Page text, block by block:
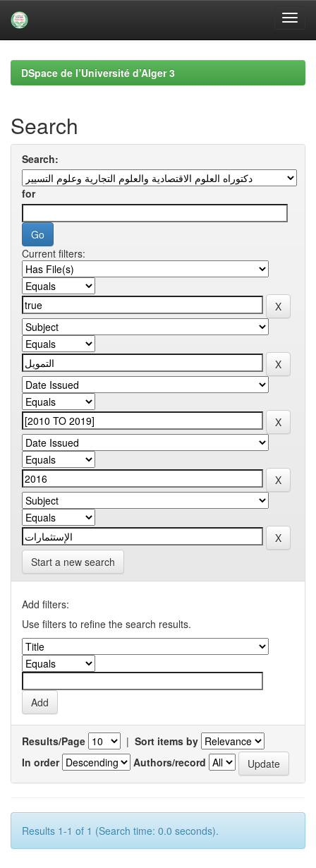
navigationDSpace de l’Université d’Alger 3
Search
Search:
for
Current filters:
Start a new search
Add filters:
Use filters to refine the search results.
Results/Page | Sort items by
In order
Authors/record
Results 1-1 of 1 (Search time: 0.0 seconds).